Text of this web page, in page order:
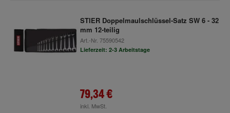
STIER Doppelmaulschlüssel-Satz SW 6 - 32
mm 12-teilig
Art.-Nr. 75590542
Lieferzeit: 2-3 Arbeitstage
79,34 €
inkl. MwSt.